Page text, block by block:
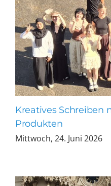
Kreatives Schreiben
Produkten
Mittwoch, 24. Juni 2026